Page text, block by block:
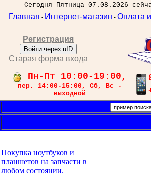
Сегодня Пятница 07.08.2026
Главная • Интернет-магазин • Оплата
Регистрация
Войти через uID
Старая форма входа
Пн-Пт 10:00-19:00,
пер. 14:00-15:00, Сб, Вс -
выходной
Покупка ноутбуков и
планшетов на запчасти в
любом состоянии.